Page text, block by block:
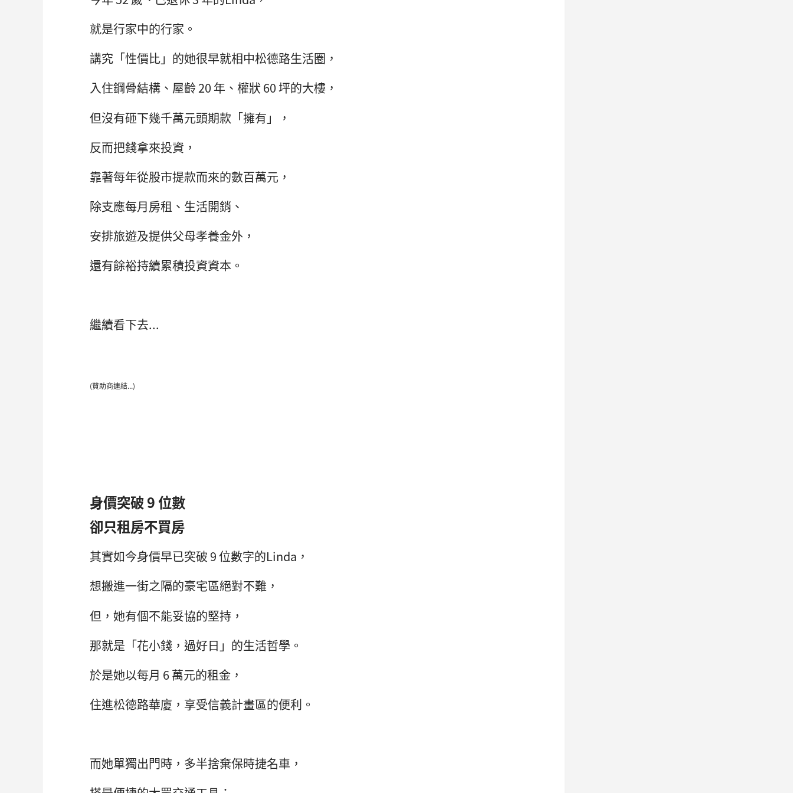
就是行家中的行家。
講究「性價比」的她很早就相中松德路生活圈，
入住鋼骨結構、屋齡 20 年、權狀 60 坪的大樓，
但沒有砸下幾千萬元頭期款「擁有」，
反而把錢拿來投資，
靠著每年從股市提款而來的數百萬元，
除支應每月房租、生活開銷、
安排旅遊及提供父母孝養金外，
還有餘裕持續累積投資資本。
繼續看下去...
(贊助商連結...)
身價突破 9 位數
卻只租房不買房
其實如今身價早已突破 9 位數字的Linda，
想搬進一街之隔的豪宅區絕對不難，
但，她有個不能妥協的堅持，
那就是「花小錢，過好日」的生活哲學。
於是她以每月 6 萬元的租金，
住進松德路華廈，享受信義計畫區的便利。
而她單獨出門時，多半捨棄保時捷名車，